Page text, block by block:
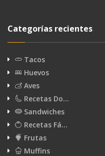
Categorías recientes
Tacos
Huevos
Aves
Recetas Do…
Sandwiches
Recetas Fá…
Frutas
Muffins